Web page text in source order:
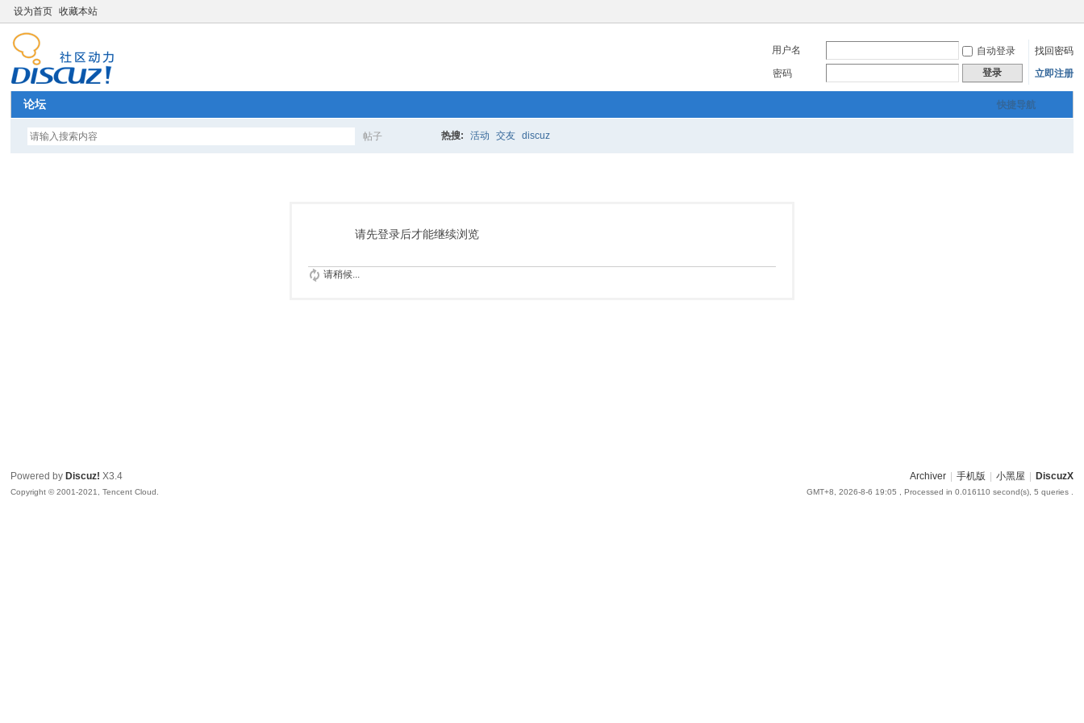
设为首页 收藏本站
用户名 自动登录
找回密码
密码
登录 立即注册
快捷导航
论坛
帖子
索
热搜: 活动 交友 discuz
请先登录后才能继续浏览
请稍候...
Archiver 手机版 小黑屋 DiscuzX
GMT+8, 2026-8-6 19:05 , Processed in 0.016110 second(s), 5 queries .
Powered by Discuz! X3.4
Copyright © 2001-2021, Tencent Cloud.